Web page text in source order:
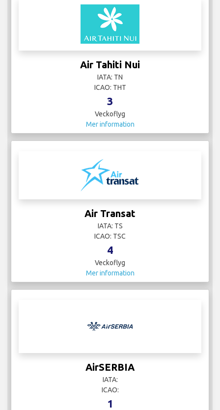
Air Tahiti Nui
IATA: TN
ICAO: THT
3
Veckoflyg
Mer information
Air Transat
IATA: TS
ICAO: TSC
4
Veckoflyg
Mer information
AirSERBIA
IATA:
ICAO:
1